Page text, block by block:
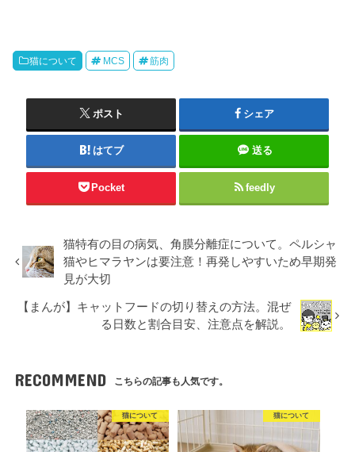
猫について MCS 筋肉
ポスト シェア
はてブ 送る
Pocket feedly
猫特有の目の病気、角膜分離症について。ペルシャ
猫やヒマラヤンは要注意！再発しやすいため早期発
見が大切
【まんが】キャットフードの切り替えの方法。混ぜ
る日数と割合目安、注意点を解説。
RECOMMEND こちらの記事も人気です。
猫について 猫について